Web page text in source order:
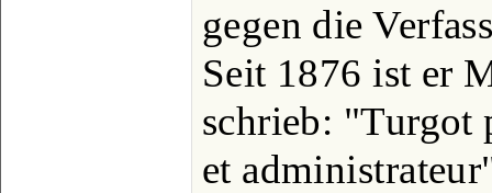
gegen die
Seit 1876 ist er
schrieb: "Turgot
et